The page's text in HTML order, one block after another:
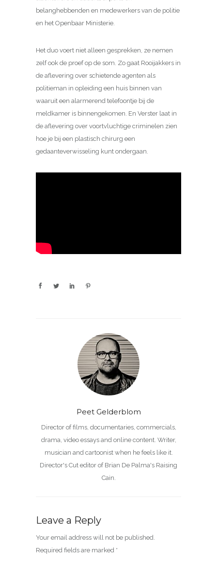
belanghebbenden en medewerkers van de politie
en het Openbaar Ministerie.
Het duo voert niet alleen gesprekken, ze nemen
zelf ook de proef op de som. Zo gaat Rooijakkers in
de aflevering over schietende agenten als
politieman in opleiding een huis binnen van
waaruit een alarmerend telefoontje bij de
meldkamer is binnengekomen. En Verster laat in
de aflevering over voortvluchtige criminelen zien
hoe je bij een plastisch chirurg een
gedaanteverwisseling kunt ondergaan.
Peet Gelderblom
Director of films, documentaries, commercials,
drama, video essays and online content. Writer,
musician and cartoonist when he feels like it.
Director's Cut editor of Brian De Palma's Raising
Cain.
Leave a Reply
Your email address will not be published.
Required fields are marked *